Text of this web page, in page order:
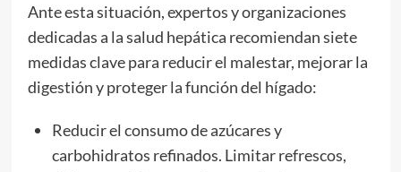
Ante esta situación, expertos y organizaciones
dedicadas a la salud hepática recomiendan siete
medidas clave para reducir el malestar, mejorar la
digestión y proteger la función del hígado:
Reducir el consumo de azúcares y
carbohidratos refinados. Limitar refrescos,